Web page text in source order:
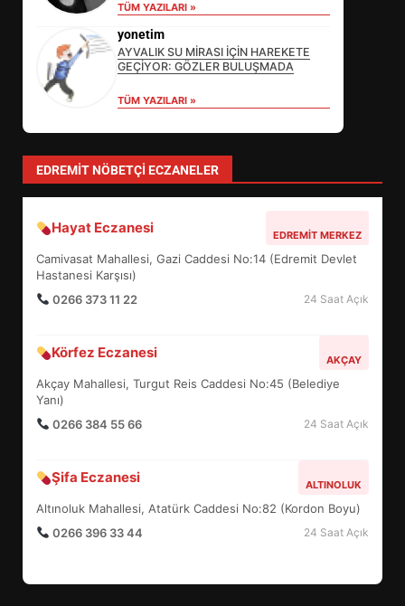
TÜM YAZILARI »
yonetim
AYVALIK SU MİRASI İÇİN HAREKETE
GEÇİYOR: GÖZLER BULUŞMADA
TÜM YAZILARI »
EDREMIT NÖBETÇI ECZANELER
Hayat Eczanesi EDREMIT MERKEZ
Camivasat Mahallesi, Gazi Caddesi No:14 (Edremit Devlet
Hastanesi Karşısı)
0266 373 11 22
24 Saat Açık
Körfez Eczanesi AKÇAY
Akçay Mahallesi, Turgut Reis Caddesi No:45 (Belediye
Yanı)
0266 384 55 66
24 Saat Açık
Şifa Eczanesi ALTINOLUK
Altınoluk Mahallesi, Atatürk Caddesi No:82 (Kordon Boyu)
0266 396 33 44
24 Saat Açık
SÜRDÜRÜLEBİLİRLİKTE NE
DEĞİŞECEK?
4
5
BALIKESİR MÜZELERİNDE SÜRE
UZATILDI: NE DEĞİŞTİ?
6
TURNUVASI KAYITLARI NEYİ
7
YENİ YÖNETİM NASIL
ŞEKİLLENDİ?
HAREKETE GEÇİYOR: GÖZLER